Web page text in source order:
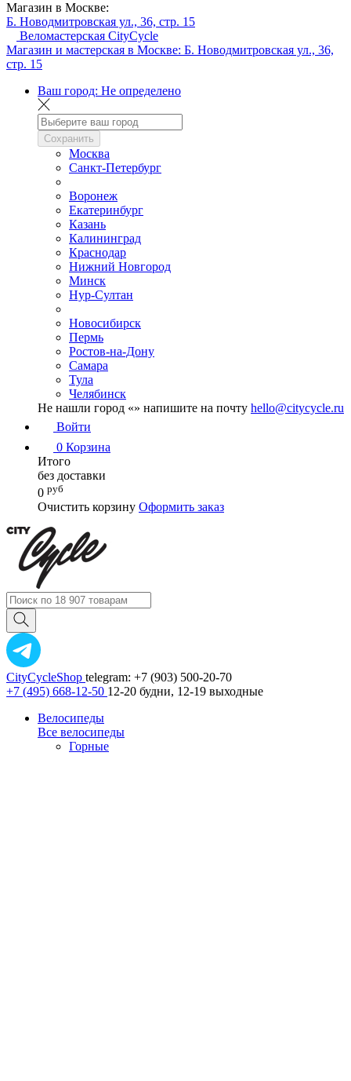
Магазин в Москве:
Б. Новодмитровская ул., 36, стр. 15
Веломастерская CityCycle
Магазин и мастерская в Москве: Б. Новодмитровская ул., 36,
стр. 15
Ваш город: Не определено
Сохранить
Москва
Санкт-Петербург
Воронеж
Екатеринбург
Казань
Калининград
Краснодар
Нижний Новгород
Минск
Нур-Султан
Новосибирск
Пермь
Ростов-на-Дону
Самара
Тула
Челябинск
Не нашли город «» напишите на почту hello@citycycle.ru
Войти
0 Корзина
Итого
без доставки
0 руб
Очистить корзину Оформить заказ
CityCycleShop telegram: +7 (903) 500-20-70
+7 (495) 668-12-50 12-20 будни, 12-19 выходные
Велосипеды
Все велосипеды
Горные